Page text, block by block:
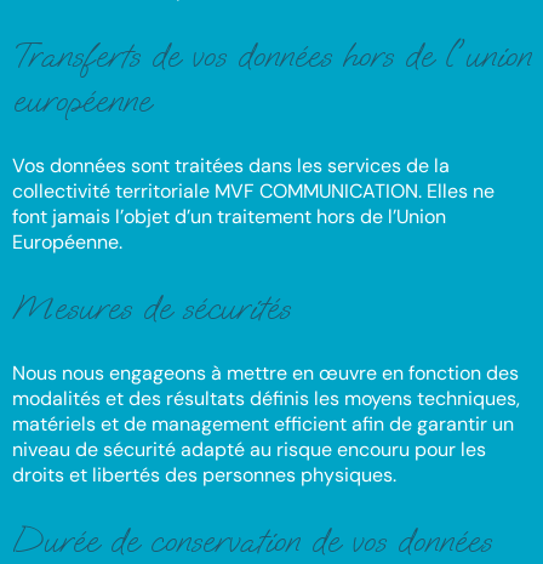
Transferts de vos données hors de l'union
européenne
Vos données sont traitées dans les services de la
collectivité territoriale MVF COMMUNICATION. Elles ne
font jamais l’objet d’un traitement hors de l’Union
Européenne.
Mesures de sécurités
Nous nous engageons à mettre en œuvre en fonction des
modalités et des résultats définis les moyens techniques,
matériels et de management efficient afin de garantir un
niveau de sécurité adapté au risque encouru pour les
droits et libertés des personnes physiques.
Durée de conservation de vos données